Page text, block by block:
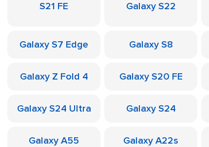
S21 FE Galaxy S22
Galaxy S7 Edge Galaxy S8
Galaxy Z Fold 4 Galaxy S20 FE
Galaxy S24 Ultra Galaxy S24
Galaxy A55 Galaxy A22s